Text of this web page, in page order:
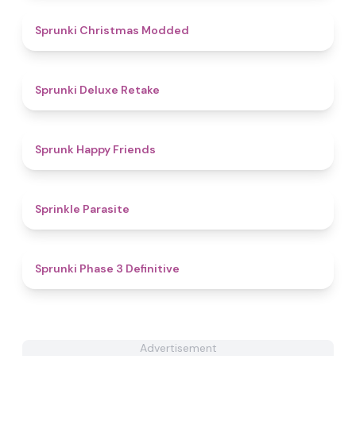
Sprunki Christmas Modded
Sprunki Deluxe Retake
Sprunk Happy Friends
Sprinkle Parasite
Sprunki Phase 3 Definitive
Advertisement